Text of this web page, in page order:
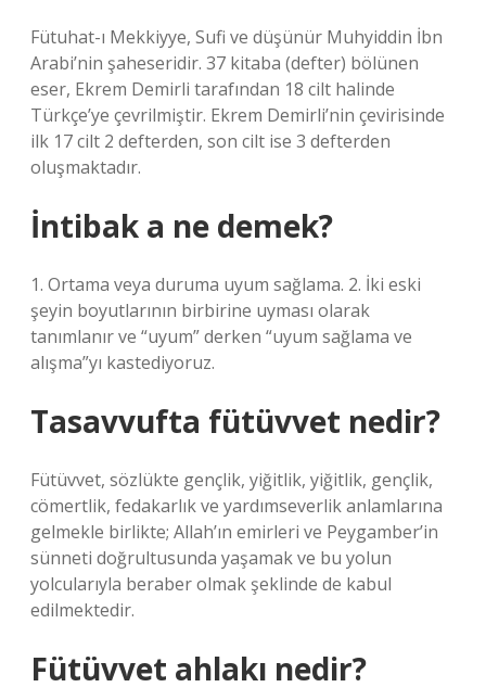
Fütuhat-ı Mekkiyye, Sufi ve düşünür Muhyiddin İbn
Arabi’nin şaheseridir. 37 kitaba (defter) bölünen
eser, Ekrem Demirli tarafından 18 cilt halinde
Türkçe’ye çevrilmiştir. Ekrem Demirli’nin çevirisinde
ilk 17 cilt 2 defterden, son cilt ise 3 defterden
oluşmaktadır.
İntibak a ne demek?
1. Ortama veya duruma uyum sağlama. 2. İki eski
şeyin boyutlarının birbirine uyması olarak
tanımlanır ve “uyum” derken “uyum sağlama ve
alışma”yı kastediyoruz.
Tasavvufta fütüvvet nedir?
Fütüvvet, sözlükte gençlik, yiğitlik, yiğitlik, gençlik,
cömertlik, fedakarlık ve yardımseverlik anlamlarına
gelmekle birlikte; Allah’ın emirleri ve Peygamber’in
sünneti doğrultusunda yaşamak ve bu yolun
yolcularıyla beraber olmak şeklinde de kabul
edilmektedir.
Fütüvvet ahlakı nedir?